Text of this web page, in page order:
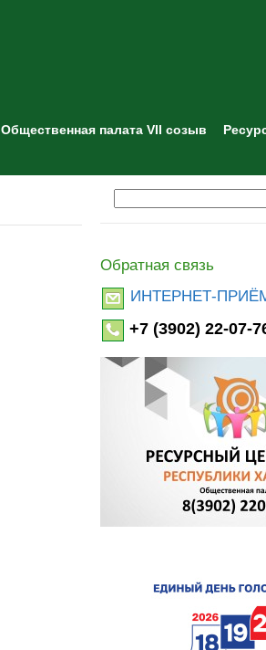
Общественная палата VII созыв
Обратная связь
ИНТЕРНЕТ-
+7 (3902) 22-07-